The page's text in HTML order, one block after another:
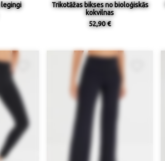
legingi
Trikotāžas bikses no bioloģiskās
kokvilnas
52,90 €